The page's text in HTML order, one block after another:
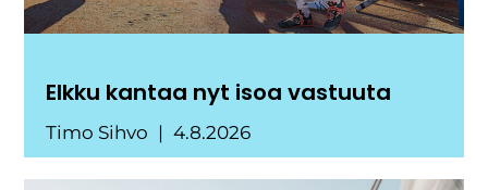
Elkku kantaa nyt isoa vastuuta
Timo Sihvo 4.8.2026